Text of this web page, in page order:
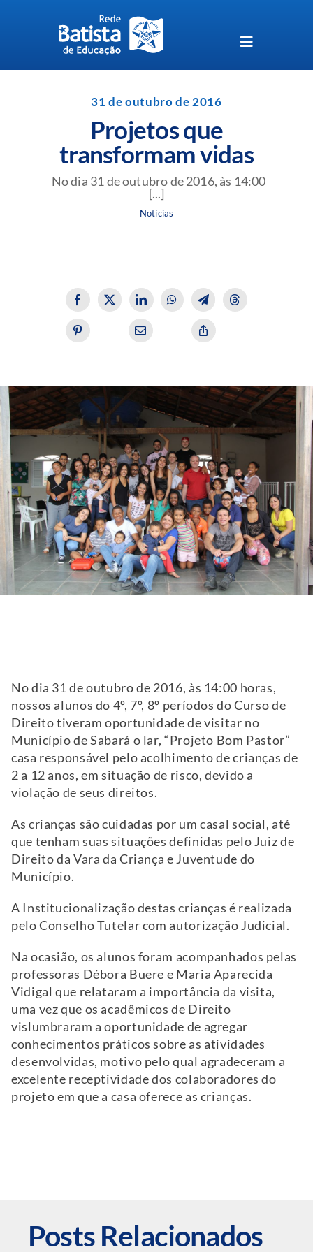
Toggle
Navigation
Perguntas Frequentes
31 de outubro de 2016
Projetos que
transformam vidas
No dia 31 de outubro de 2016, às 14:00
[...]
Notícias
No dia 31 de outubro de 2016, às 14:00 horas,
nossos alunos do 4º, 7º, 8º períodos do Curso de
Direito tiveram oportunidade de visitar no
Município de Sabará o lar, “Projeto Bom Pastor”
casa responsável pelo acolhimento de crianças de
2 a 12 anos, em situação de risco, devido a
violação de seus direitos.
As crianças são cuidadas por um casal social, até
que tenham suas situações definidas pelo Juiz de
Direito da Vara da Criança e Juventude do
Município.
A Institucionalização destas crianças é realizada
pelo Conselho Tutelar com autorização Judicial.
Na ocasião, os alunos foram acompanhados pelas
professoras Débora Buere e Maria Aparecida
Vidigal que relataram a importância da visita,
uma vez que os acadêmicos de Direito
vislumbraram a oportunidade de agregar
conhecimentos práticos sobre as atividades
desenvolvidas, motivo pelo qual agradeceram a
excelente receptividade dos colaboradores do
projeto em que a casa oferece as crianças.
Posts Relacionados